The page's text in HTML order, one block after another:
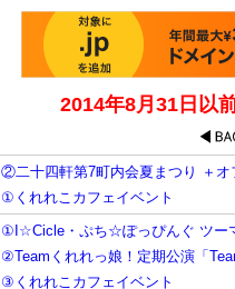
2014年8月31日以
②二十四軒第7町内会夏まつり ＋オ
①くれれこカフェイベント
①I☆Cicle・ぷち☆ぽっぴんぐ ツー
②Teamくれれっ娘！定期公演「
③くれれこカフェイベント